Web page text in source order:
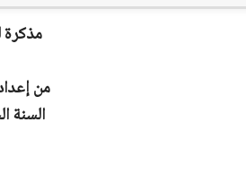
مذكرة
من
السنة